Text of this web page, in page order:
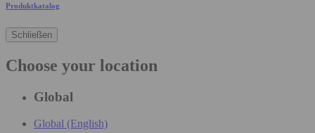
Produktkatalog
Schließen
Choose your location
Global
Global (English)